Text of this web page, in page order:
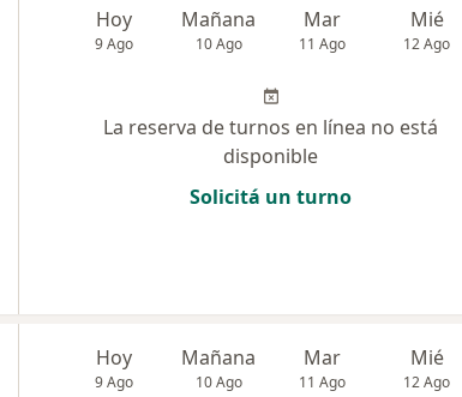
Hoy
9 Ago
Mañana
10 Ago
Mar
11 Ago
Mié
12 Ago
La reserva de turnos en línea no está
disponible
Solicitá un turno
Hoy
9 Ago
Mañana
10 Ago
Mar
11 Ago
Mié
12 Ago